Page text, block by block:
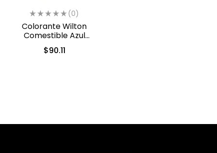
(0)
Colorante Wilton
Comestible Azul
Delfin/Delphinium Blue
28.3gr. (610-228)
$90.11